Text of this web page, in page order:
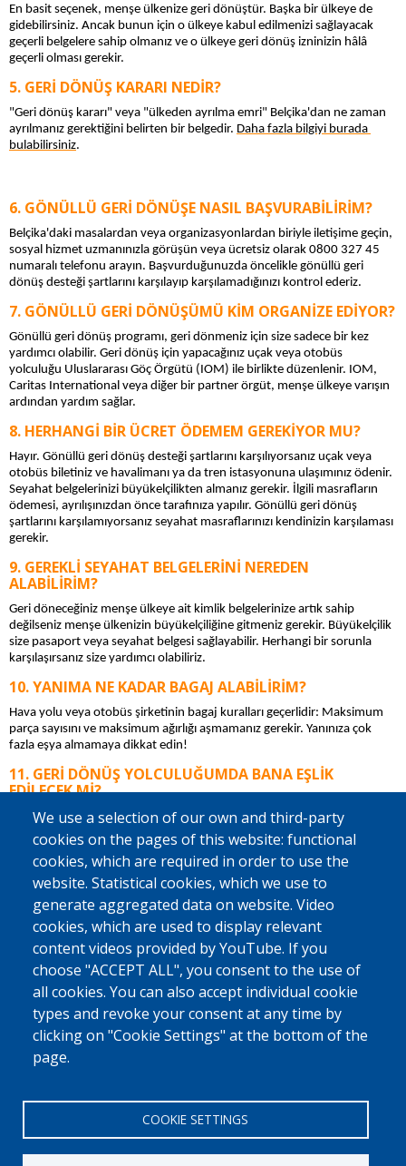
En basit seçenek, menşe ülkenize geri dönüştür. Başka bir ülkeye de
gidebilirsiniz. Ancak bunun için o ülkeye kabul edilmenizi sağlayacak
geçerli belgelere sahip olmanız ve o ülkeye geri dönüş izninizin hâlâ
geçerli olması gerekir.
GERI DÖNÜŞ KARARI NEDIR?
"Geri dönüş kararı" veya "ülkeden ayrılma emri" Belçika'dan ne zaman
ayrılmanız gerektiğini belirten bir belgedir. Daha fazla bilgiyi burada
bulabilirsiniz.
GÖNÜLLÜ GERI DÖNÜŞE NASIL BAŞVURABILIRIM?
Belçika'daki masalardan veya organizasyonlardan biriyle iletişime geçin,
sosyal hizmet uzmanınızla görüşün veya ücretsiz olarak 0800 327 45
numaralı telefonu arayın. Başvurduğunuzda öncelikle gönüllü geri
dönüş desteği şartlarını karşılayıp karşılamadığınızı kontrol ederiz.
GÖNÜLLÜ GERI DÖNÜŞÜMÜ KIM ORGANIZE EDIYOR?
Gönüllü geri dönüş programı, geri dönmeniz için size sadece bir kez
yardımcı olabilir. Geri dönüş için yapacağınız uçak veya otobüs
yolculuğu Uluslararası Göç Örgütü (IOM) ile birlikte düzenlenir. IOM,
Caritas International veya diğer bir partner örgüt, menşe ülkeye varışın
ardından yardım sağlar.
HERHANGI BIR ÜCRET ÖDEMEM GEREKIYOR MU?
Hayır. Gönüllü geri dönüş desteği şartlarını karşılıyorsanız uçak veya
otobüs biletiniz ve havalimanı ya da tren istasyonuna ulaşımınız ödenir.
Seyahat belgelerinizi büyükelçilikten almanız gerekir. İlgili masrafların
ödemesi, ayrılışınızdan önce tarafınıza yapılır. Gönüllü geri dönüş
şartlarını karşılamıyorsanız seyahat masraflarınızı kendinizin karşılaması
gerekir.
GEREKLI SEYAHAT BELGELERINI NEREDEN
ALABILIRIM?
Geri döneceğiniz menşe ülkeye ait kimlik belgelerinize artık sahip
değilseniz menşe ülkenizin büyükelçiliğine gitmeniz gerekir. Büyükelçilik
size pasaport veya seyahat belgesi sağlayabilir. Herhangi bir sorunla
karşılaşırsanız size yardımcı olabiliriz.
YANIMA NE KADAR BAGAJ ALABILIRIM?
Hava yolu veya otobüs şirketinin bagaj kuralları geçerlidir: Maksimum
parça sayısını ve maksimum ağırlığı aşmamanız gerekir. Yanınıza çok
fazla eşya almamaya dikkat edin!
GERI DÖNÜŞ YOLCULUĞUMDA BANA EŞLIK
EDILECEK MI?
Evet. Belçika'dan ayrılırken bir danışman size uçak biletlerini veya varsa
ödenmesi gereken ikramiyeleri verir. Bunun ardından bu kişi size sınır
kontrolüne kadar eşlik eder. Danışmanın sizi hemen bulabilmesi için
havalimanına götürmek üzere size kolayca tanınan bir çanta verilir.
İsterseniz ve mümkünse IOM, Caritas International veya yerel bir
partner örgüt menşe ülkenize vardığınızda sizi karşılayabilir.
ÜLKEMDE HAYAT KOLAY DEĞIL. NE GIBI
DESTEKLERDEN YARARLANABILIRIM?
Ülkenize yeniden entegrasyonunuza yardımcı olabilmeleri için menşe
ülkenizdeki yerel kuruluşlarla iş birliği yapıyoruz. Bu kuruluşlar örneğin
kendi işinizi kurmanıza, tıbbi masraflarınızı karşılamanıza veya iş
bulmanıza yardımcı olabilir. Bu yardımdan herkes yararlanamaz.
Herkesin durumu farklıdır. Bu destek için gerekli şartları karşılayıp
bulabilirsiniz
We use a selection of our own and third-party
cookies on the pages of this website: functional
cookies, which are required in order to use the
website. Statistical cookies, which we use to
generate aggregated data on website. Video
cookies, which are used to display relevant
content videos provided by YouTube. If you
choose "ACCEPT ALL", you consent to the use of
all cookies. You can also accept individual cookie
types and revoke your consent at any time by
clicking on "Cookie Settings" at the bottom of the
page.
COOKIE SETTINGS